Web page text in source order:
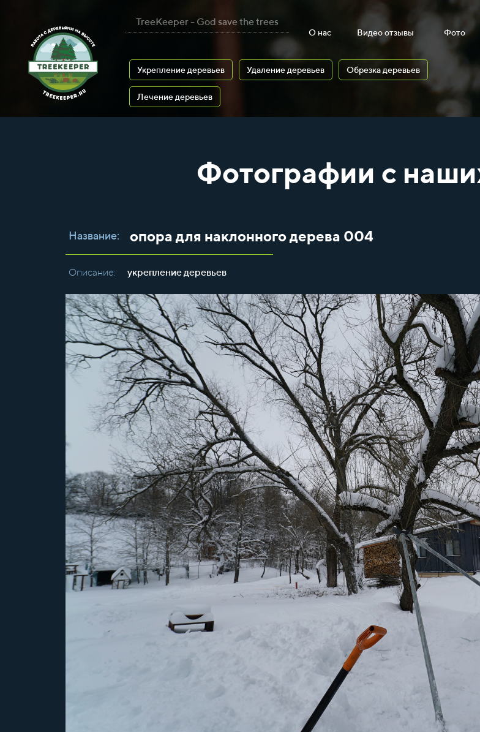
TreeKeeper - God save the trees
О нас Видео отзывы Фото
Укрепление деревьев Удаление деревьев Обрезка деревьев
Лечение деревьев
Фотографии с
Название: опора для наклонного дерева 004
Описание: укрепление деревьев